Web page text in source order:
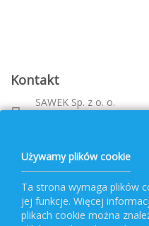
Kontakt
SAWEK Sp. z o. o.
Metalowca 26, 39-460
+ 48 796 477 417
Obsługa PVF
Używamy plików cookie
Ta strona wymaga plików
jej funkcje. Więcej
plikach cookie można